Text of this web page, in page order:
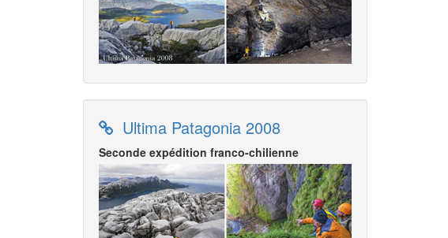
Ultima Patagonia 2008
Seconde expédition franco-chilienne